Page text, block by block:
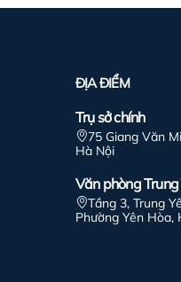
ĐỊA ĐIỂM
Trụ sở chính
75 Giang Văn
Hà Nội
Văn phòng Trung
Tầng 3, Trung
Phường Yên Hòa,